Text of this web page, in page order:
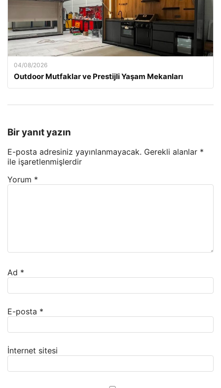
04/08/2026
Outdoor Mutfaklar ve Prestijli Yaşam Mekanları
Bir yanıt yazın
E-posta adresiniz yayınlanmayacak. Gerekli alanlar *
ile işaretlenmişlerdir
Yorum *
Ad *
E-posta *
İnternet sitesi